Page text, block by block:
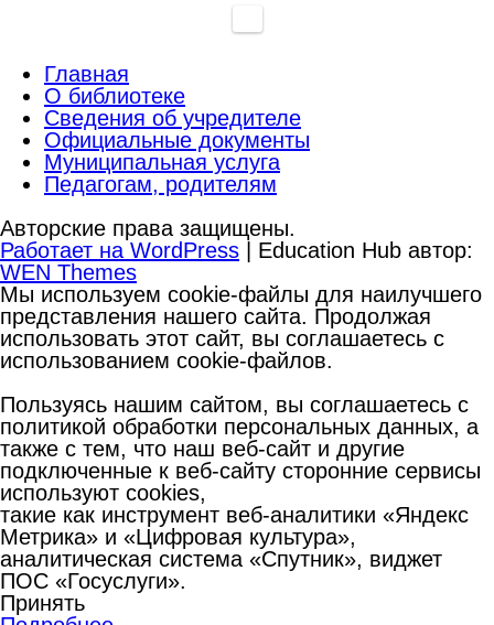
Главная
О библиотеке
Сведения об учредителе
Официальные документы
Муниципальная услуга
Педагогам, родителям
Авторские права защищены.
Работает на WordPress
Education Hub автор:
WEN Themes
Мы используем cookie-файлы для наилучшего
представления нашего сайта. Продолжая
использовать этот сайт, вы соглашаетесь с
использованием cookie-файлов.
Пользуясь нашим сайтом, вы соглашаетесь с
политикой обработки персональных данных, а
также с тем, что наш веб-сайт и другие
подключенные к веб-сайту сторонние сервисы
используют cookies,
такие как инструмент веб-аналитики «Яндекс
Метрика» и «Цифровая культура»,
аналитическая система «Спутник», виджет
ПОС «Госуслуги».
Принять